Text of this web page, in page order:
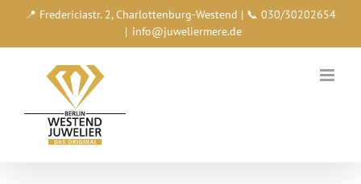
📍 Fredericiastr. 2, Charlottenburg-Westend | 📞 030/30202654
| info@juweliermere.de